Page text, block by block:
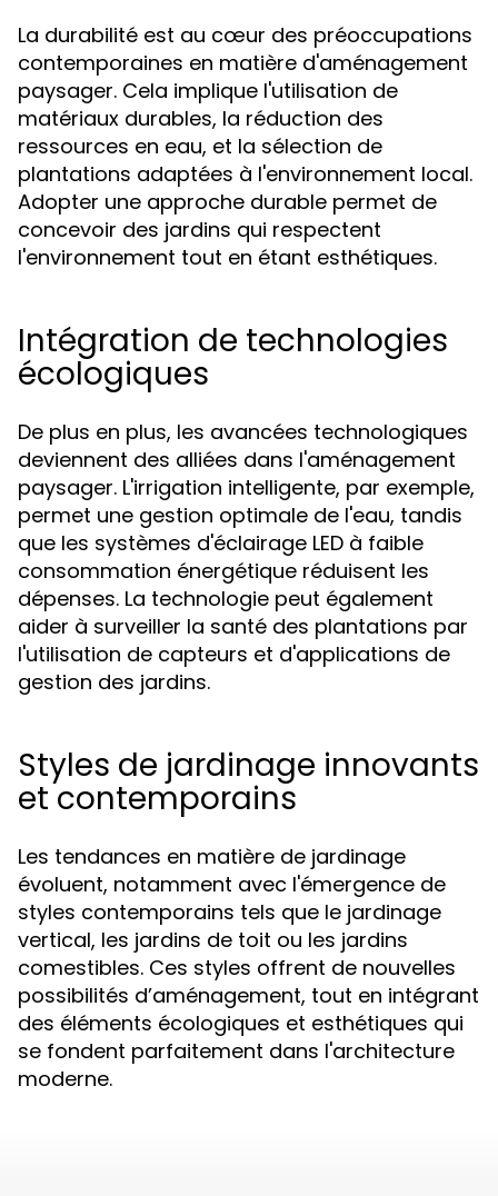
La durabilité est au cœur des préoccupations
contemporaines en matière d'aménagement
paysager. Cela implique l'utilisation de
matériaux durables, la réduction des
ressources en eau, et la sélection de
plantations adaptées à l'environnement local.
Adopter une approche durable permet de
concevoir des jardins qui respectent
l'environnement tout en étant esthétiques.
Intégration de technologies
écologiques
De plus en plus, les avancées technologiques
deviennent des alliées dans l'aménagement
paysager. L'irrigation intelligente, par exemple,
permet une gestion optimale de l'eau, tandis
que les systèmes d'éclairage LED à faible
consommation énergétique réduisent les
dépenses. La technologie peut également
aider à surveiller la santé des plantations par
l'utilisation de capteurs et d'applications de
gestion des jardins.
Styles de jardinage innovants
et contemporains
Les tendances en matière de jardinage
évoluent, notamment avec l'émergence de
styles contemporains tels que le jardinage
vertical, les jardins de toit ou les jardins
comestibles. Ces styles offrent de nouvelles
possibilités d’aménagement, tout en intégrant
des éléments écologiques et esthétiques qui
se fondent parfaitement dans l'architecture
moderne.